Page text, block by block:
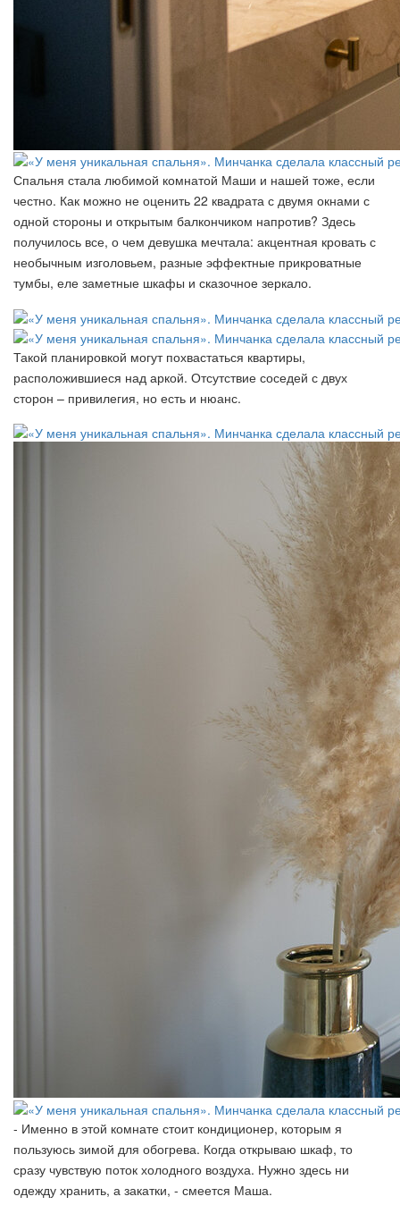
Спальня стала любимой комнатой Маши и нашей тоже, если
честно. Как можно не оценить 22 квадрата с двумя окнами с
одной стороны и открытым балкончиком напротив? Здесь
получилось все, о чем девушка мечтала: акцентная кровать с
необычным изголовьем, разные эффектные прикроватные
тумбы, еле заметные шкафы и сказочное зеркало.
Такой планировкой могут похвастаться квартиры,
расположившиеся над аркой. Отсутствие соседей с двух
сторон – привилегия, но есть и нюанс.
- Именно в этой комнате стоит кондиционер, которым я
пользуюсь зимой для обогрева. Когда открываю шкаф, то
сразу чувствую поток холодного воздуха. Нужно здесь ни
одежду хранить, а закатки, - смеется Маша.